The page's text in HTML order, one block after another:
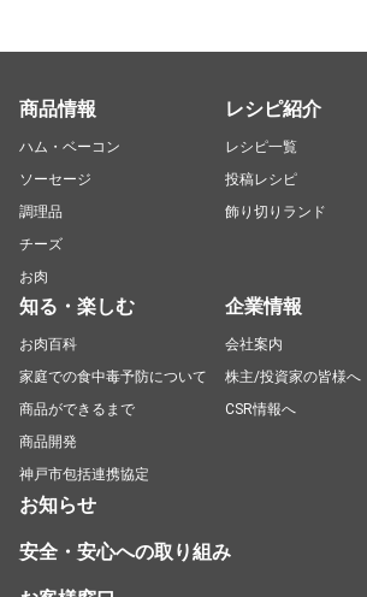
商品情報
ハム・ベーコン
ソーセージ
調理品
チーズ
お肉
レシピ紹介
レシピ一覧
投稿レシピ
飾り切りランド
知る・楽しむ
お肉百科
家庭での食中毒予防について
商品ができるまで
商品開発
神戸市包括連携協定
企業情報
会社案内
株主/投資家の皆様へ
CSR情報へ
お知らせ
安全・安心への取り組み